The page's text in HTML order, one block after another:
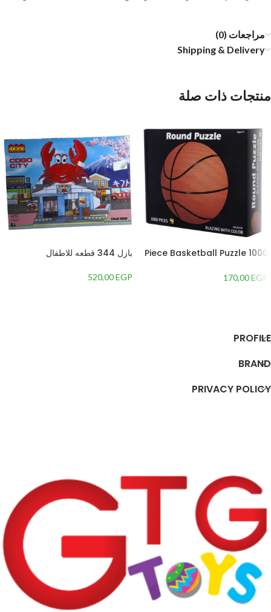
مراجعات (0)
Shipping & Delivery
منتجات ذات صلة
1000 Piece Basketball Puzzle
170,00EGP
بازل 344 قطعه للاطفال
520,00EGP
PROFILE
BRAND
PRIVACY POLICY